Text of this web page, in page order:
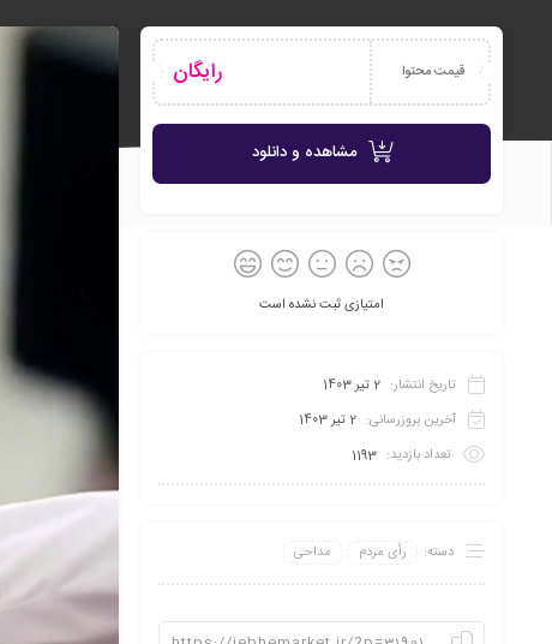
قیمت محتوا رایگان
مشاهده و دانلود
امتیازی ثبت نشده است
تاریخ انتشار: 2 تیر 1403
آخرین بروزرسانی: 2 تیر 1403
تعداد بازدید: 1193
دسته: رأی مردم مداحی